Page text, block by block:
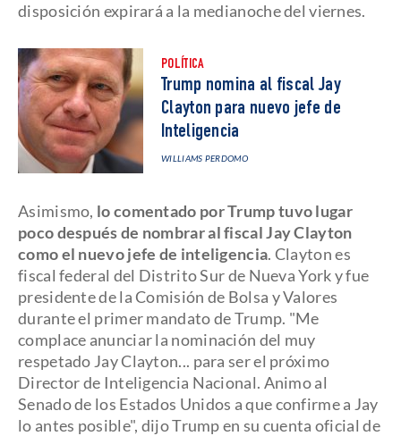
disposición expirará a la medianoche del viernes.
POLÍTICA
Trump nomina al fiscal Jay
Clayton para nuevo jefe de
Inteligencia
WILLIAMS PERDOMO
Asimismo, lo comentado por Trump tuvo lugar
poco después de nombrar al fiscal Jay Clayton
como el nuevo jefe de inteligencia. Clayton es
fiscal federal del Distrito Sur de Nueva York y fue
presidente de la Comisión de Bolsa y Valores
durante el primer mandato de Trump. "Me
complace anunciar la nominación del muy
respetado Jay Clayton... para ser el próximo
Director de Inteligencia Nacional. Animo al
Senado de los Estados Unidos a que confirme a Jay
lo antes posible", dijo Trump en su cuenta oficial de